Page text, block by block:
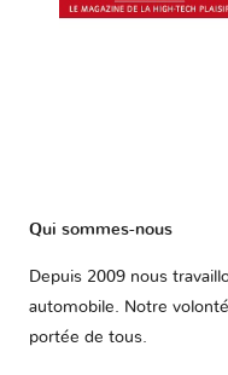
Qui sommes-nous
Depuis 2009 nous
automobile. Notre
portée de tous.